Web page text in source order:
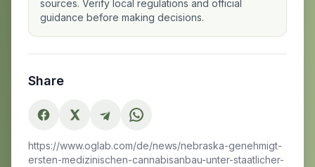
sources. Verify local regulations and official
guidance before making decisions.
Share
https://www.oglab.com/de/news/nebraska-genehmigt-
ersten-medizinischen-cannabisanbau-unter-staatlicher-